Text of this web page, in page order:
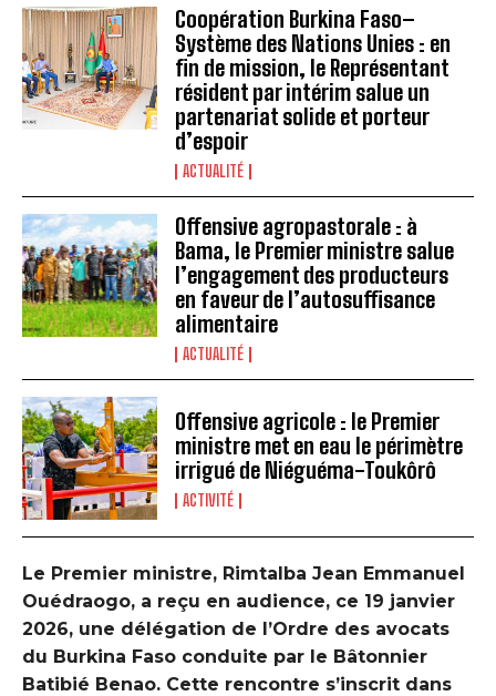
Coopération Burkina Faso–
Système des Nations Unies : en
fin de mission, le Représentant
résident par intérim salue un
partenariat solide et porteur
d’espoir
ACTUALITÉ
Offensive agropastorale : à
Bama, le Premier ministre salue
l’engagement des producteurs
en faveur de l’autosuffisance
alimentaire
ACTUALITÉ
Offensive agricole : le Premier
ministre met en eau le périmètre
irrigué de Niéguéma-Toukôrô
ACTIVITÉ
Le Premier ministre, Rimtalba Jean Emmanuel
Ouédraogo, a reçu en audience, ce 19 janvier
2026, une délégation de l’Ordre des avocats
du Burkina Faso conduite par le Bâtonnier
Batibié Benao. Cette rencontre s’inscrit dans